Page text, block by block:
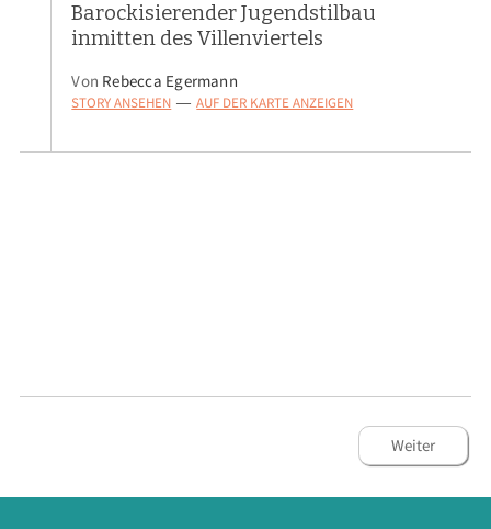
Barockisierender Jugendstilbau
inmitten des Villenviertels
Von Rebecca Egermann
STORY ANSEHEN — AUF DER KARTE ANZEIGEN
Weiter